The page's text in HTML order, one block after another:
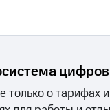
только о тарифах